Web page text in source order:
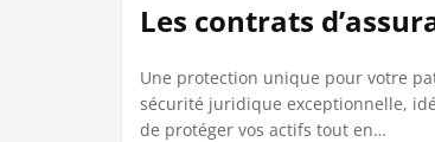
Les contrats
Une protection unique pour votre
sécurité juridique exceptionnelle,
de protéger vos actifs tout en…